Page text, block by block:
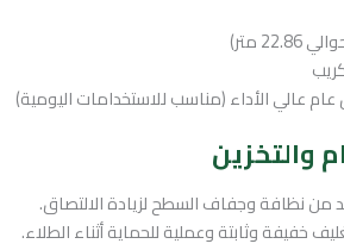
عالي الأداء (مناسب للاستخدامات اليومية)
والتخزين
من نظافة وجفاف السطح لزيادة الالتصاق.
خفيفة وثابتة وعملية للحماية أثناء الطلاء.